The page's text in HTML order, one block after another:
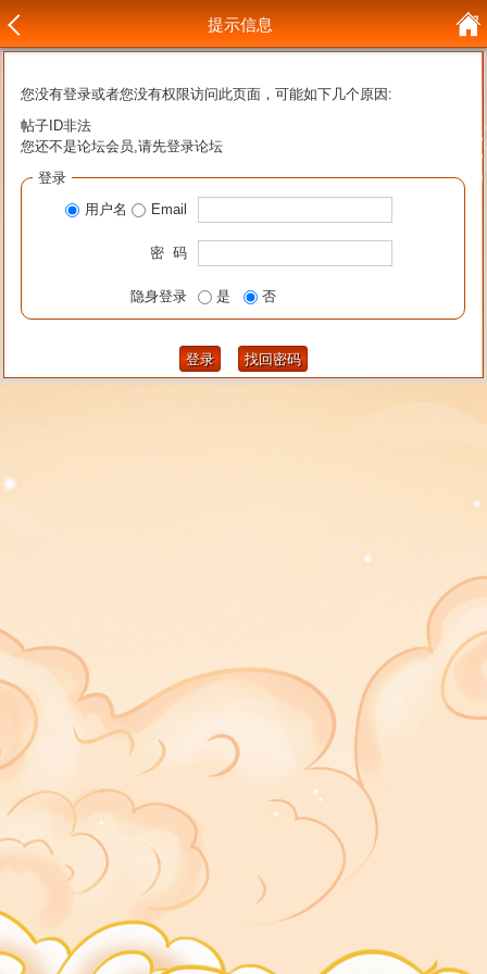
提示信息
您没有登录或者您没有权限访问此页面，可能如下几个原因:
帖子ID非法
您还不是论坛会员,请先登录论坛
登录
用户名
Email
密 码
隐身登录 是 否